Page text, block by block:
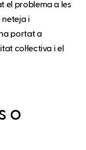
el problema a les
neteja i
portat a
col·lectiva i el
o